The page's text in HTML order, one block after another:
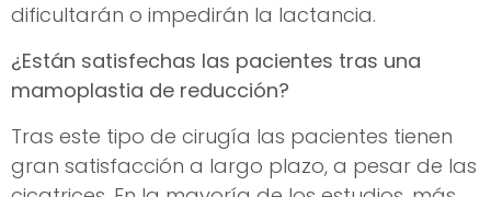
dificultarán o impedirán la lactancia.
¿Están satisfechas las pacientes tras una
mamoplastia de reducción?
Tras este tipo de cirugía las pacientes tienen
gran satisfacción a largo plazo, a pesar de las